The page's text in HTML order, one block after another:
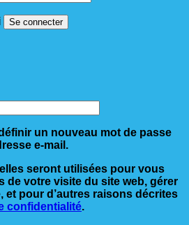
Se connecter
un nouveau mot de passe
e-mail.
seront utilisées pour vous
de votre visite du site web, gérer
et pour d’autres raisons décrites
confidentialité.